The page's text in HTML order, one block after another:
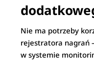
Nie ma potrzeby
rejestratora nagrań
w systemie